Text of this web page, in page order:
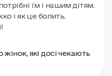
їм і нашим дітям.
і як це болить.
жінок, які досі чекають